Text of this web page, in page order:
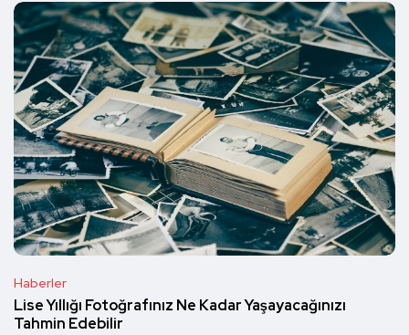
Haberler
Lise Yıllığı Fotoğrafınız Ne Kadar Yaşayacağınızı
Tahmin Edebilir